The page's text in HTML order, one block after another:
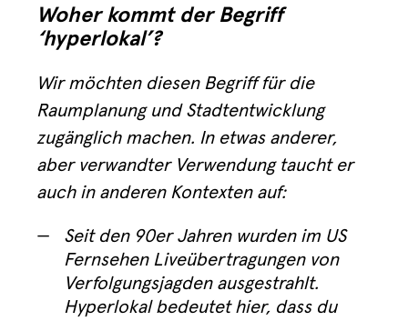
Woher kommt der Begriff
‘hyperlokal’?
Wir möchten diesen Begriff für die
Raumplanung und Stadtentwicklung
zugänglich machen. In etwas anderer,
aber verwandter Verwendung taucht er
auch in anderen Kontexten auf:
Seit den 90er Jahren wurden im US
Fernsehen Liveübertragungen von
Verfolgungsjagden ausgestrahlt.
Hyperlokal bedeutet hier, dass du